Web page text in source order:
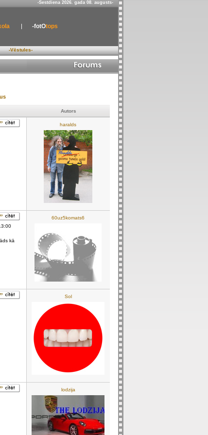
-Sestdiena 2026. gada 08. augusts-
-fotOtops
-Vēstules-
Autors
haralds
kā
60uz5komats6
Sol
lodzija